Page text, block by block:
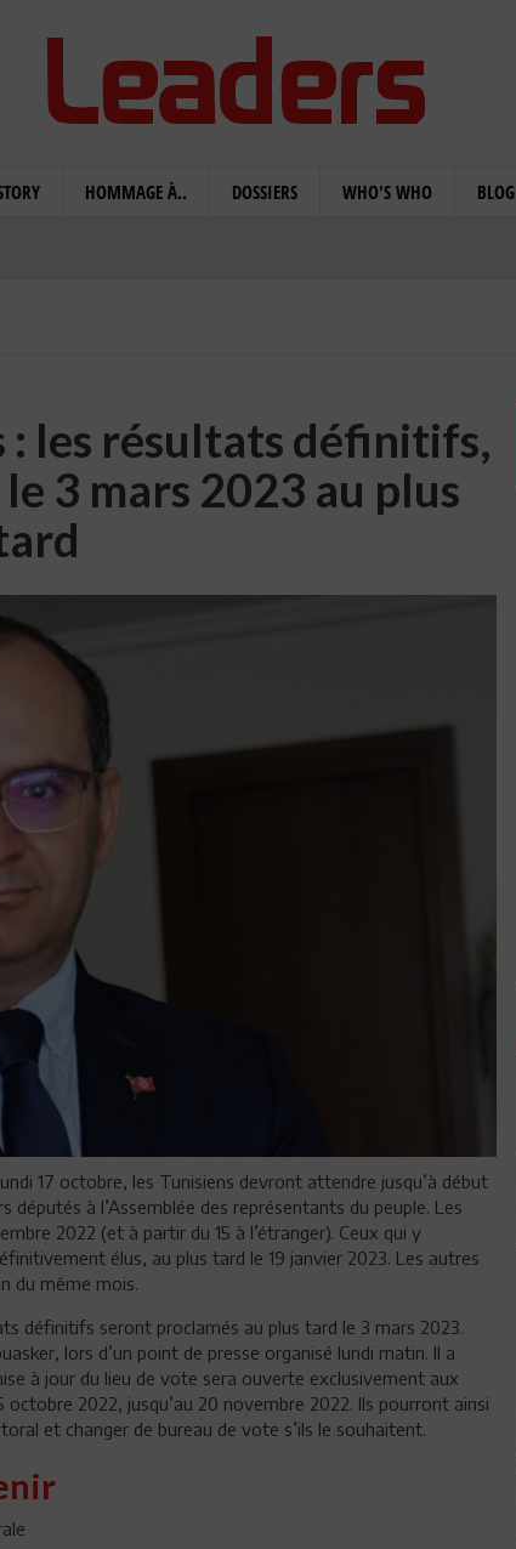
HOMMAGE À.. DOSSIERS WHO'S WHO BLOG
: les résultats définitifs,
3 mars 2023 au plus
17 octobre, les Tunisiens devront attendre jusqu’à début
à l’Assemblée des représentants du peuple. Les
2022 (et à partir du 15 à l’étranger). Ceux qui y
élus, au plus tard le 19 janvier 2023. Les autres
du même mois.
définitifs seront proclamés au plus tard le 3 mars 2023.
lors d’un point de presse organisé lundi matin. Il a
à jour du lieu de vote sera ouverte exclusivement aux
2022, jusqu’au 20 novembre 2022. Ils pourront ainsi
et changer de bureau de vote s’ils le souhaitent.